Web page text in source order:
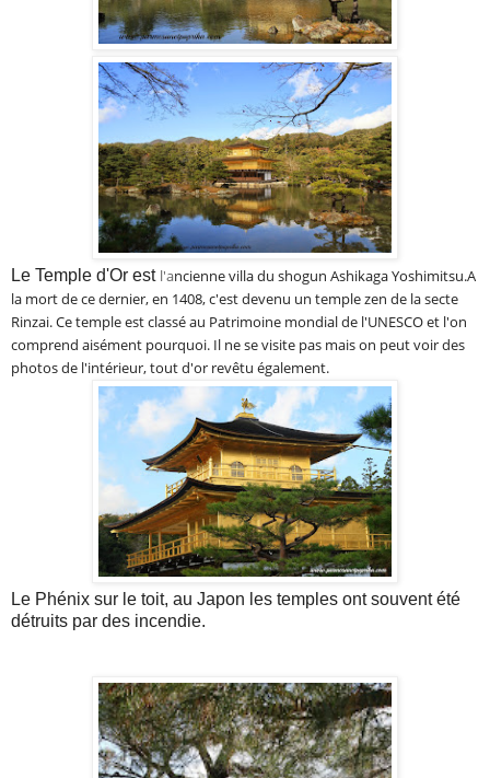
Le Temple d'Or est l'ancienne villa du shogun Ashikaga Yoshimitsu.A
la mort de ce dernier, en 1408, c'est devenu un temple zen de la secte
Rinzai. Ce temple est classé au Patrimoine mondial de l'UNESCO et l'on
comprend aisément pourquoi. Il ne se visite pas mais on peut voir des
photos de l'intérieur, tout d'or revêtu également.
Le Phénix sur le toit, au Japon les temples ont souvent été
détruits par des incendie.